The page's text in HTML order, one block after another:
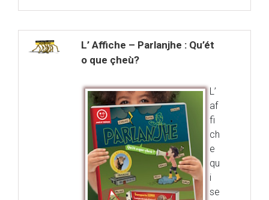
L’ Affiche – Parlanjhe : Qu’ét
o que çheù?
L’
af
fi
ch
e
qu
i
se